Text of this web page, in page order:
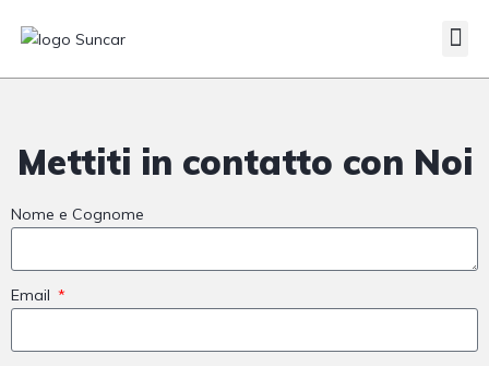
Mettiti in contatto con Noi
Nome e Cognome
Email